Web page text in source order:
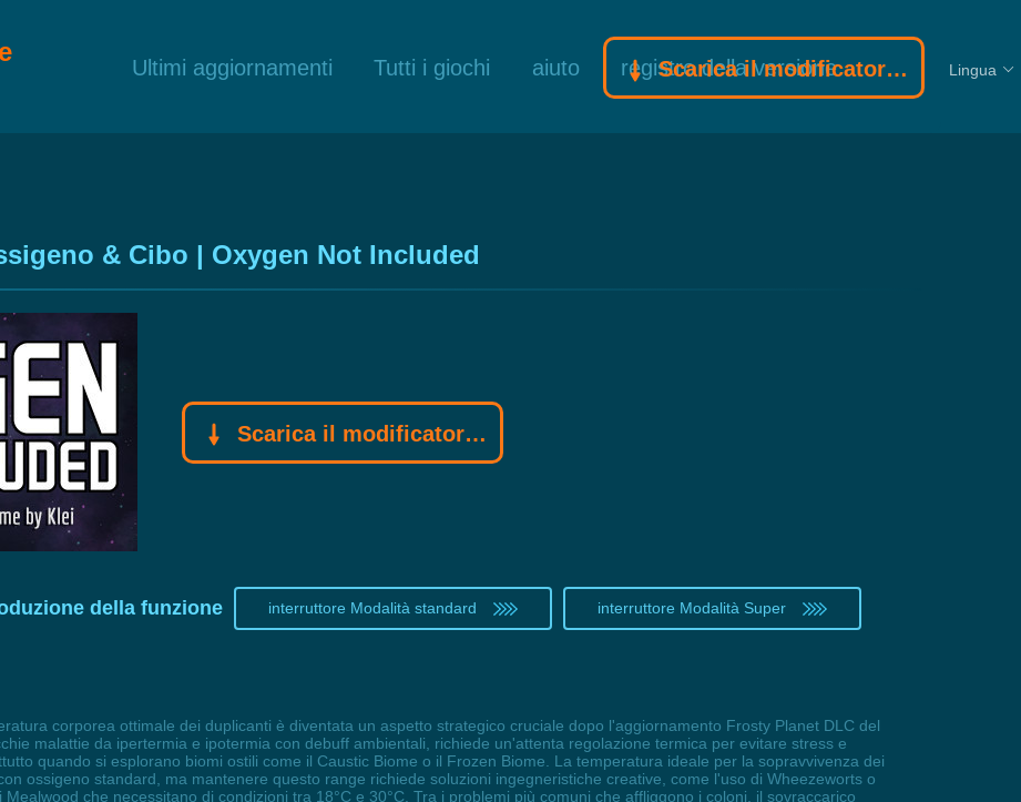
Ultimi aggiornamenti Tutti i giochi aiuto registro della versione
Scarica il modificatore Gamebuff Lingua
& Cibo | Oxygen Not Included
Scarica il modificatore Gamebuff
della funzione interruttore Modalità standard
interruttore Modalità Super
corporea ottimale dei duplicanti è diventata un aspetto strategico cruciale dopo l'aggiornamento Frosty Planet DLC del
malattie da ipertermia e ipotermia con debuff ambientali, richiede un'attenta regolazione termica per evitare stress e
quando si esplorano biomi ostili come il Caustic Biome o il Frozen Biome. La temperatura ideale per la sopravvivenza dei
ossigeno standard, ma mantenere questo range richiede soluzioni ingegneristiche creative, come l'uso di Wheezeworts o
che necessitano di condizioni tra 18°C e 30°C. Tra i problemi più comuni che affliggono i coloni, il sovraccarico